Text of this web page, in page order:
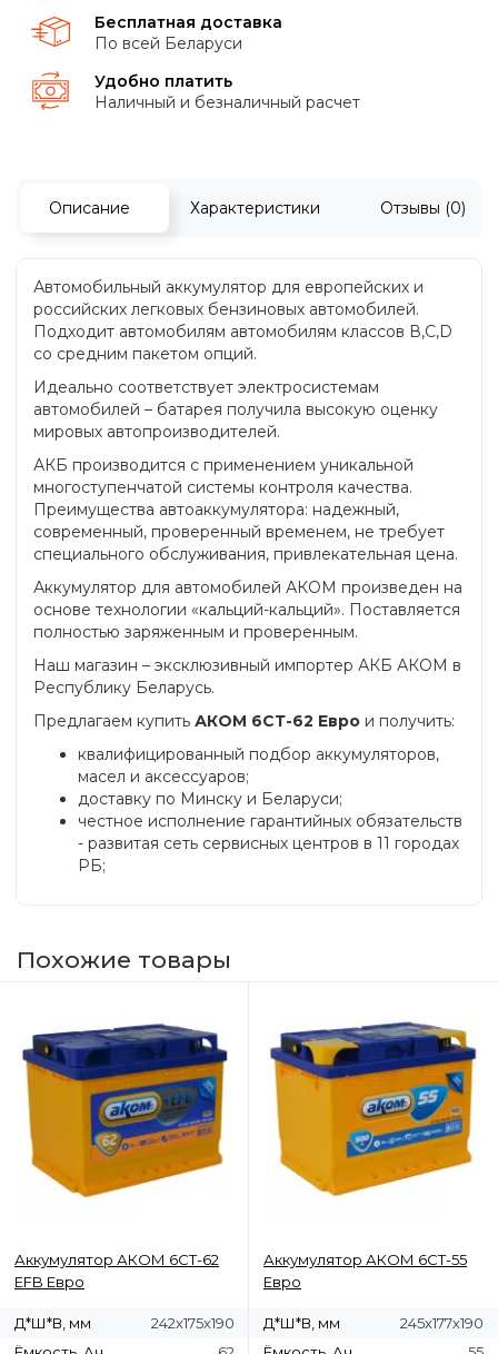
Бесплатная доставка
По всей Беларуси
Удобно платить
Наличный и безналичный расчет
Описание Характеристики Отзывы (0)
Автомобильный аккумулятор для европейских и
российских легковых бензиновых автомобилей.
Подходит автомобилям автомобилям классов В,С,D
со средним пакетом опций.
Идеально соответствует электросистемам
автомобилей – батарея получила высокую оценку
мировых автопроизводителей.
АКБ производится с применением уникальной
многоступенчатой системы контроля качества.
Преимущества автоаккумулятора: надежный,
современный, проверенный временем, не требует
специального обслуживания, привлекательная цена.
Аккумулятор для автомобилей АКОМ произведен на
основе технологии «кальций-кальций». Поставляется
полностью заряженным и проверенным.
Наш магазин – эксклюзивный импортер АКБ АКОМ в
Республику Беларусь.
Предлагаем купить АКОМ 6СТ-62 Евро и получить:
квалифицированный подбор аккумуляторов,
масел и аксессуаров;
доставку по Минску и Беларуси;
честное исполнение гарантийных обязательств
- развитая сеть сервисных центров в 11 городах
РБ;
Похожие товары
Аккумулятор АКОМ 6СТ-62
EFB Евро
Д*Ш*В, мм
242x175x190
Аккумулятор АКОМ 6СТ-55
Евро
Д*Ш*В, мм
245х177х190